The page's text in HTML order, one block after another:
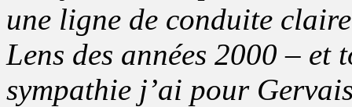
une ligne de conduite
Lens des années 2000 – et
sympathie j’ai pour